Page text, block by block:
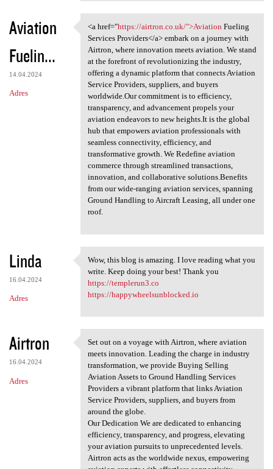
Aviation
Fuelin...
14.04.2024
Adres
<a href="https://airtron.co
<a href="https://airtron.co.uk/">Aviation Fueling
Services Providers</a> embark on a journey with
Airtron, where innovation meets aviation. We stand
at the forefront of revolutionizing the industry,
offering a dynamic platform that connects Aviation
Service Providers, suppliers, and buyers
worldwide.Our commitment is to efficiency,
transparency, and advancement propels your
aviation endeavors to new heights.It is the global
hub that empowers aviation professionals with
seamless connectivity, efficiency, and
transformative growth. We Redefine aviation
commerce through streamlined transactions,
innovation, and collaborative solutions.Benefits
from our wide-ranging aviation services, spanning
Ground Handling to Aircraft Leasing, all under one
roof.
Linda
16.04.2024
Adres
Wow, this blog is amazing. I
Wow, this blog is amazing. I love reading what you
write. Keep doing your best! Thank you
https://templerun3.co
https://happywheelsunblocked.io
Airtron
16.04.2024
Adres
Set out on a voyage with
Set out on a voyage with Airtron, where aviation
meets innovation. Leading the charge in industry
transformation, we provide Buying Selling
Aviation Assets to Ground Handling Services
Providers a vibrant platform that links Aviation
Service Providers, suppliers, and buyers from
around the globe.
Our Dedication We are dedicated to enhancing
efficiency, transparency, and progress, elevating
your aviation pursuits to unprecedented levels.
Airtron acts as the worldwide nexus, empowering